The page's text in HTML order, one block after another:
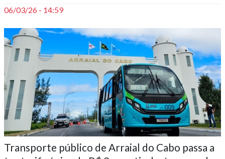
06/03/26 - 14:59
Transporte público de Arraial do Cabo passa a